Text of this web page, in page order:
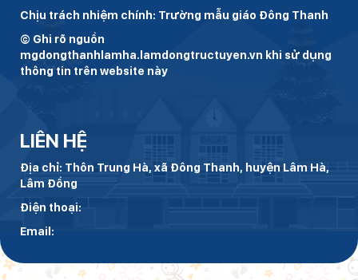
Chịu trách nhiệm chính: Trường mẫu giáo Đông Thanh
© Ghi rõ nguồn
mgdongthanhlamha.lamdongtructuyen.vn khi sử dụng
thông tin trên website này
LIÊN HỆ
Địa chỉ: Thôn Trung Hà, xã Đông Thanh, huyện Lâm Hà,
Lâm Đồng
Điện thoại:
Email: